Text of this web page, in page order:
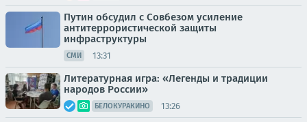
Путин обсудил с Совбезом усиление
антитеррористической защиты
инфраструктуры
СМИ 13:31
Литературная игра: «Легенды и традиции
народов России»
БЕЛОКУРАКИНО 13:26